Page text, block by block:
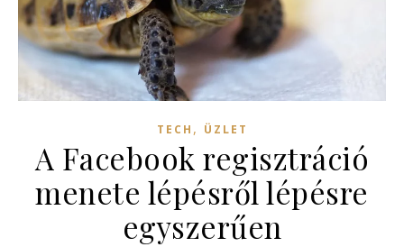
TECH , ÜZLET
A Facebook regisztráció
menete lépésről lépésre
egyszerűen